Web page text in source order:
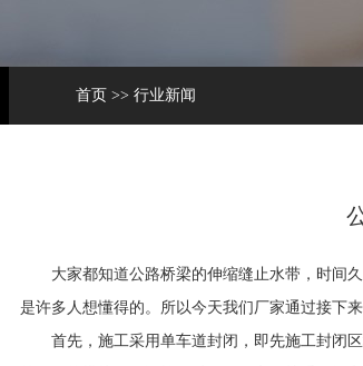
首页 >> 行业新闻
大家都知道公路桥梁的伸缩缝止水带，时间久
是许多人想懂得的。所以今天我们厂家通过接下
首先，施工采用单车道封闭，即先施工封闭区